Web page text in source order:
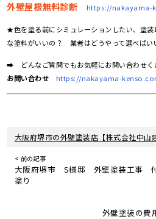
外壁屋根無料診断 https://nakayama-
★色を塗る前にシミュレーションしたい、塗
な塗料がいいの？ 業者はどうやって選べばい
➡ どんなご質問でもお気軽にお問い合わせく
お問い合わせ
https://nakayama-
大阪府堺市の外壁塗装店【株式会社中山
< 前の記事
大阪府堺市 S様邸 外壁塗装工事
塗り
外壁塗装の費